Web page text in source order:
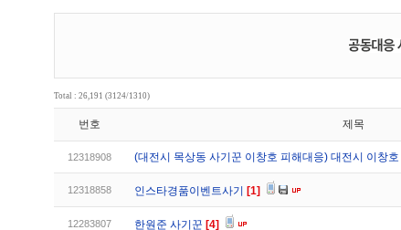
Total : 26,191 (3124/1310)
번호 제목
12318908 (대전시 목상동 사기꾼 이창호 피해대응) 대전시 이창
12318858 인스타경품이벤트사기 [1]
12283807 한원준 사기꾼 [4]